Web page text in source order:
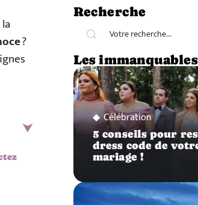
?
Recherche
Les immanquables
Célébration
5 conseils pour
dress code de
mariage !